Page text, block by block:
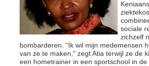
sociale
zichzelf
bombarderen. “Ik wil mijn medemensen
van ze te maken," zegt Atia terwijl ze de
een hometrainer in een sportschool in